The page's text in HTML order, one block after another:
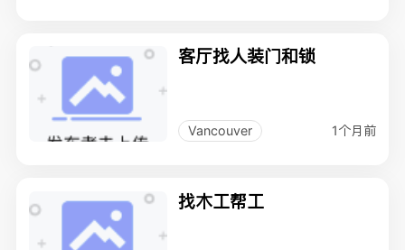
客厅找人装门和锁
Vancouver 1个月前
找木工帮工